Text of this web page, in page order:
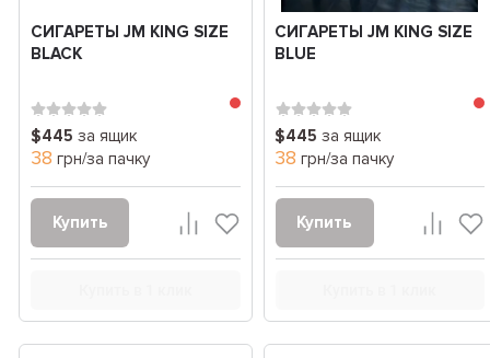
СИГАРЕТЫ JM KING SIZE
BLACK
$445 за ящик
38 грн/за пачку
Купить
СИГАРЕТЫ JM KING SIZE
BLUE
$445 за ящик
38 грн/за пачку
Купить